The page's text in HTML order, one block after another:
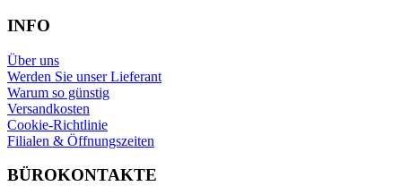
INFO
Über uns
Werden Sie unser Lieferant
Warum so günstig
Versandkosten
Cookie-Richtlinie
Filialen & Öffnungszeiten
BÜROKONTAKTE